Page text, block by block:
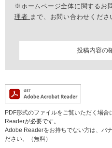
※ホームページ全体に関するお
理者 まで、お問い合わせくださ
PDF形式のファイルをご覧いただく場
Readerが必要です。
Adobe Readerをお持ちでない方は、バ
ださい。（無料）